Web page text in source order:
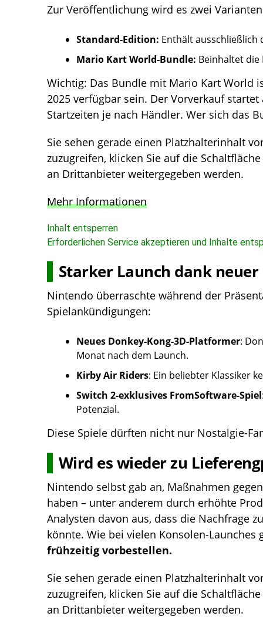
Zur Veröffentlichung wird es zwei
Standard-Edition: Enthält ausschließlich
Mario Kart World-Bundle: Beinhaltet die
Wichtig: Das Bundle mit Mario Kart World
2025 verfügbar sein. Der Vorverkauf
Startzeiten je nach Händler. Wer sich das
Sie sehen gerade einen Platzhalterinhalt
zuzugreifen, klicken Sie auf die
an Drittanbieter weitergegeben werden.
Mehr Informationen
Inhalt entsperren
Erforderlichen Service akzeptieren und Inhalte
Starker Launch dank neuer
Nintendo überraschte während der
Spielankündigungen:
Neues Donkey-Kong-3D-Platformer:
Monat nach dem Launch.
Kirby Air Riders: Ein beliebter Klassiker
Switch 2-exklusives FromSoftware-Spiel
Potenzial.
Diese Spiele dürften nicht nur Nostalgie-
Wird es wieder zu
Nintendo selbst gab an, Maßnahmen
haben – unter anderem durch erhöhte
Analysten davon aus, dass die Nachfrage
könnte. Wie bei vielen Konsolen-Launches
frühzeitig vorbestellen.
Sie sehen gerade einen Platzhalterinhalt
zuzugreifen, klicken Sie auf die
an Drittanbieter weitergegeben werden.